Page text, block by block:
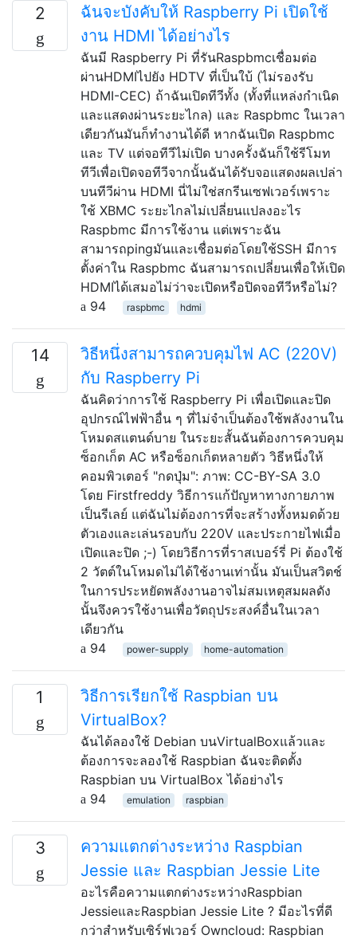
2
ฉันจะบังคับให้ Raspberry Pi เปิดใช้
งาน HDMI ได้อย่างไร
ฉันมี Raspberry Pi ที่รันRaspbmcเชื่อมต่อ
ผ่านHDMIไปยัง HDTV ที่เป็นใบ้ (ไม่รองรับ
HDMI-CEC) ถ้าฉันเปิดทีวีทั้ง (ทั้งที่แหล่งกำเนิด
และแสดงผ่านระยะไกล) และ Raspbmc ในเวลา
เดียวกันมันก็ทำงานได้ดี หากฉันเปิด Raspbmc
และ TV แต่จอทีวีไม่เปิด บางครั้งฉันก็ใช้รีโมท
ทีวีเพื่อเปิดจอทีวีจากนั้นฉันได้รับจอแสดงผลเปล่า
บนทีวีผ่าน HDMI นี่ไม่ใช่สกรีนเซฟเวอร์เพราะ
ใช้ XBMC ระยะไกลไม่เปลี่ยนแปลงอะไร
Raspbmc มีการใช้งาน แต่เพราะฉัน
สามารถpingมันและเชื่อมต่อโดยใช้SSH มีการ
ตั้งค่าใน Raspbmc ฉันสามารถเปลี่ยนเพื่อให้เปิด
HDMIได้เสมอไม่ว่าจะเปิดหรือปิดจอทีวีหรือไม่?
94
raspbmc hdmi
14
วิธีหนึ่งสามารถควบคุมไฟ AC (220V)
กับ Raspberry Pi
ฉันคิดว่าการใช้ Raspberry Pi เพื่อเปิดและปิด
อุปกรณ์ไฟฟ้าอื่น ๆ ที่ไม่จำเป็นต้องใช้พลังงานใน
โหมดสแตนด์บาย ในระยะสั้นฉันต้องการควบคุม
ซ็อกเก็ต AC หรือซ็อกเก็ตหลายตัว วิธีหนึ่งให้
คอมพิวเตอร์ "กดปุ่ม": ภาพ: CC-BY-SA 3.0
โดย Firstfreddy วิธีการแก้ปัญหาทางกายภาพ
เป็นรีเลย์ แต่ฉันไม่ต้องการที่จะสร้างทั้งหมดด้วย
ตัวเองและเล่นรอบกับ 220V และประกายไฟเมื่อ
เปิดและปิด ;-) โดยวิธีการที่ราสเบอร์รี่ Pi ต้องใช้
2 วัตต์ในโหมดไม่ได้ใช้งานเท่านั้น มันเป็นสวิตช์
ในการประหยัดพลังงานอาจไม่สมเหตุสมผลดัง
นั้นจึงควรใช้งานเพื่อวัตถุประสงค์อื่นในเวลา
เดียวกัน
94
power-supply home-automation
1
วิธีการเรียกใช้ Raspbian บน
VirtualBox?
ฉันได้ลองใช้ Debian บนVirtualBoxแล้วและ
ต้องการจะลองใช้ Raspbian ฉันจะติดตั้ง
Raspbian บน VirtualBox ได้อย่างไร
94
emulation raspbian
3
ความแตกต่างระหว่าง Raspbian
Jessie และ Raspbian Jessie Lite
อะไรคือความแตกต่างระหว่างRaspbian
JessieและRaspbian Jessie Lite ? มีอะไรที่ดี
กว่าสำหรับเซิร์ฟเวอร์ Owncloud: Raspbian